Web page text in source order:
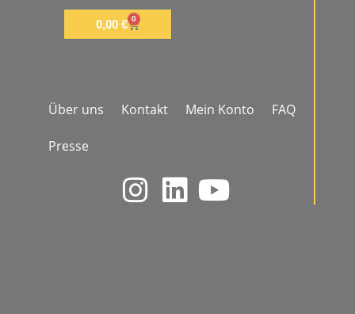
0,00 € 0
Über uns Kontakt Mein Konto FAQ
Presse